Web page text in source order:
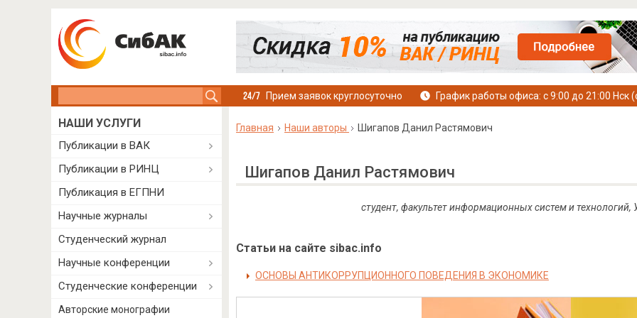
Прием заявок круглосуточно График работы офиса: с 9:00 до 21:00 Нск
Главная Наши авторы Шигапов Данил Растямович
Шигапов Данил Растямович
студент, факультет информационных систем и
Статьи на сайте sibac.info
ОСНОВЫ АНТИКОРРУПЦИОННОГО ПОВЕДЕНИЯ В ЭКОНОМИКЕ
НАШИ УСЛУГИ
Публикации в ВАК
Публикации в РИНЦ
Публикация в ЕГПНИ
Научные журналы
Студенческий журнал
Научные конференции
Студенческие конференции
Авторские монографии